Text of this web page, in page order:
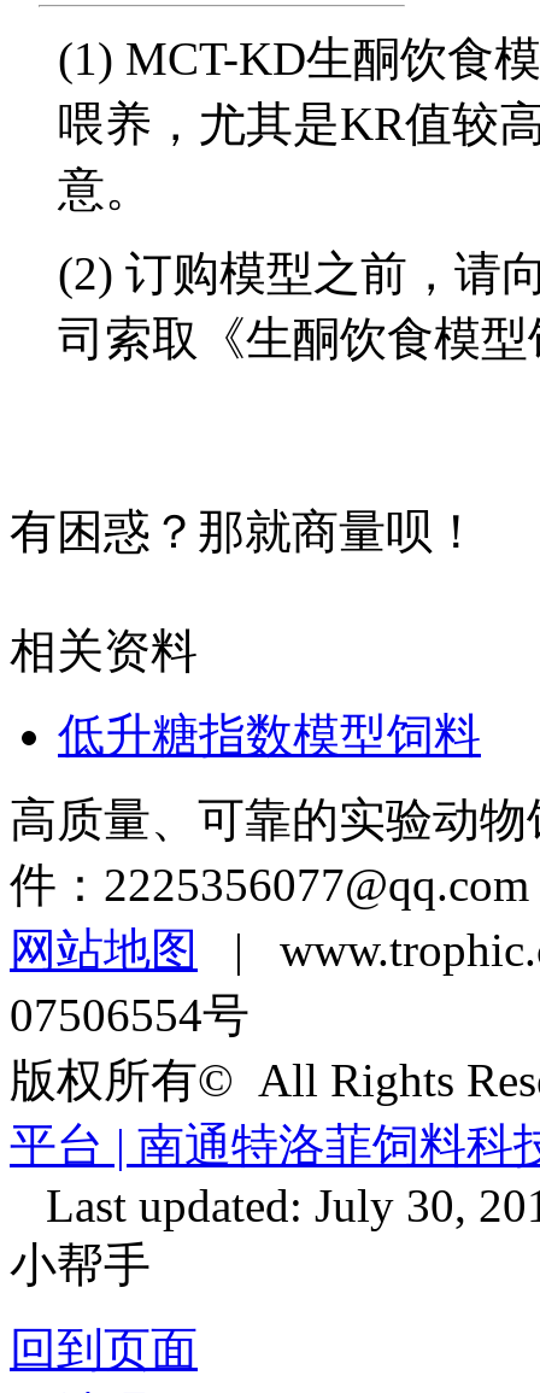
(1) MCT-KD生酮饮食
喂养，尤其是KR值较
意。
(2) 订购模型之前，请
司索取《生酮饮食模
有困惑？那就商量呗！
相关资料
低升糖指数模型饲料
高质量、可靠的实验动
件： 2225356077@qq.com
网站地图
|
07506554号
版权所有© All Rights
平台 | 南通特洛菲饲料科
Last updated: July 30,
小帮手
回到页面